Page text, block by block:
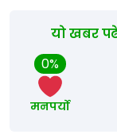
यो खबर
0%
मनपर्यो